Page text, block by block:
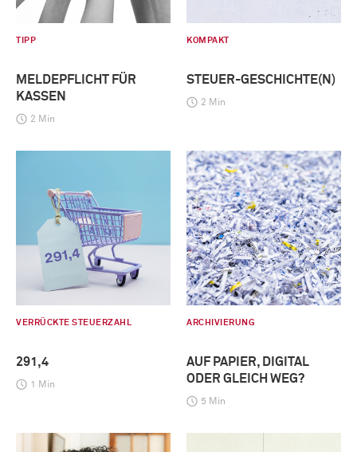
TIPP
MELDEPFLICHT FÜR
KASSEN
2 Min
KOMPAKT
STEUER-GESCHICHTE(N)
2 Min
VERRÜCKTE STEUERZAHL
291,4
1 Min
ARCHIVIERUNG
AUF PAPIER, DIGITAL
ODER GLEICH WEG?
5 Min